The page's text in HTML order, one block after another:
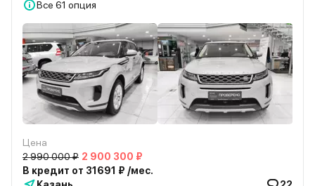
Все 61 опция
Цена
2 990 000 ₽ 2 900 300 ₽
В кредит от 31691 ₽ /мес.